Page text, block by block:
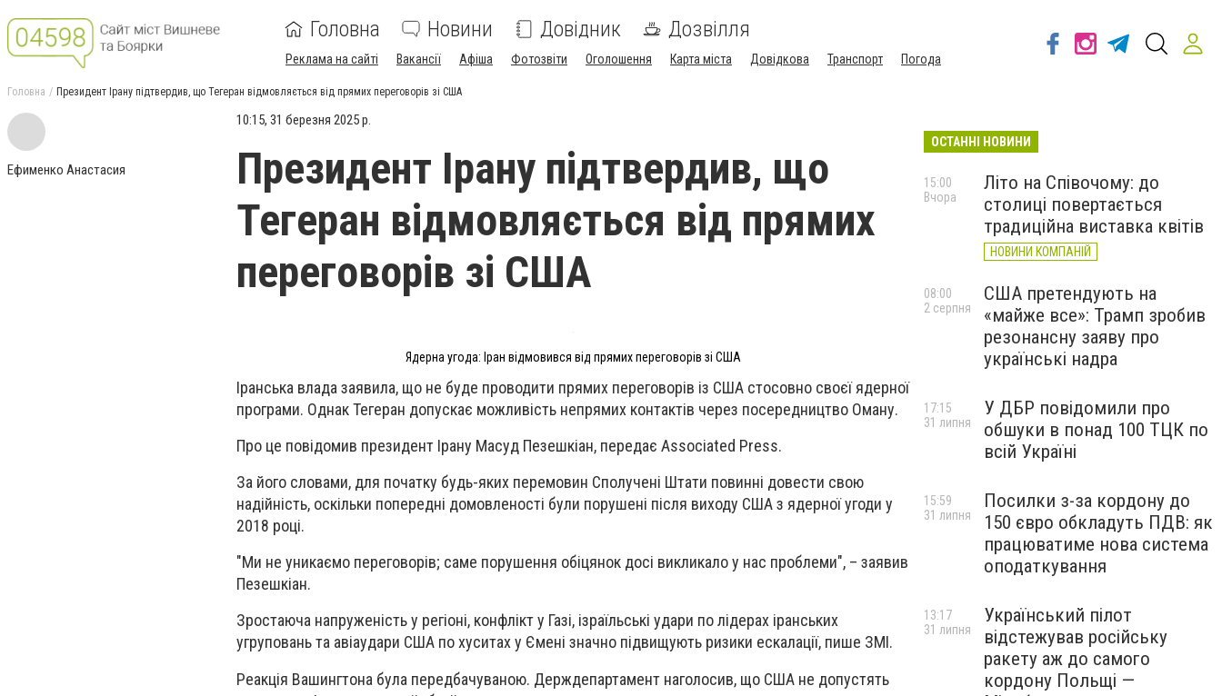
Головна Новини Довідник Дозвілля
Реклама на сайті Вакансії Афіша Фотозвіти Оголошення Карта міста Довідкова Транспорт Погода
Головна Президент Ірану підтвердив, що Тегеран відмовляється від прямих переговорів зі США
Ефименко Анастасия
10:15, 31 березня 2025 р.
Президент Ірану підтвердив, що
Тегеран відмовляється від прямих
переговорів зі США
Ядерна угода: Іран відмовився від прямих переговорів зі США
Іранська влада заявила, що не буде проводити прямих переговорів із США стосовно своєї ядерної
програми. Однак Тегеран допускає можливість непрямих контактів через посередництво Оману.
Про це повідомив президент Ірану Масуд Пезешкіан, передає Associated Press.
За його словами, для початку будь-яких перемовин Сполучені Штати повинні довести свою
надійність, оскільки попередні домовленості були порушені після виходу США з ядерної угоди у
2018 році.
"Ми не уникаємо переговорів; саме порушення обіцянок досі викликало у нас проблеми", – заявив
Пезешкіан.
Зростаюча напруженість у регіоні, конфлікт у Газі, ізраїльські удари по лідерах іранських
угруповань та авіаудари США по хуситах у Ємені значно підвищують ризики ескалації, пише ЗМІ.
Реакція Вашингтона була передбачуваною. Держдепартамент наголосив, що США не допустять
ОСТАННІ НОВИНИ
Літо на Співочому: до
столиці повертається
традиційна виставка квітів
НОВИНИ КОМПАНІЙ
15:00
Вчора
США претендують на
«майже все»: Трамп зробив
резонансну заяву про
українські надра
08:00
2 серпня
У ДБР повідомили про
обшуки в понад 100 ТЦК по
всій Україні
17:15
31 липня
Посилки з-за кордону до
150 євро обкладуть ПДВ: як
працюватиме нова система
оподаткування
15:59
31 липня
Український пілот
відстежував російську
ракету аж до самого
кордону Польщі —
13:17
31 липня